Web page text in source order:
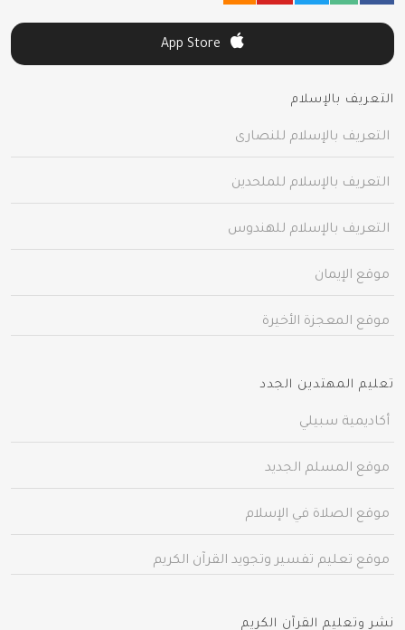
التعريف بالإسلام
التعريف بالإسلام للنصارى
التعريف بالإسلام للملحدين
التعريف بالإسلام للهندوس
موقع الإيمان
موقع المعجزة الأخيرة
تعليم المهتدين الجدد
أكاديمية سبيلي
موقع المسلم الجديد
موقع الصلاة في الإسلام
موقع تعليم تفسير وتجويد القرآن الكريم
نشر وتعليم القرآن الكريم